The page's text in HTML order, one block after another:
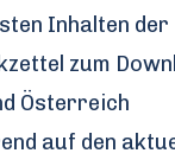
Inhalten
zum
Österreich
auf den